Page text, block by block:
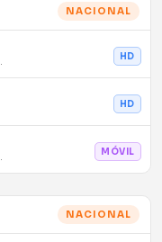
NACIONAL
HD
HD
MÓVIL
NACIONAL